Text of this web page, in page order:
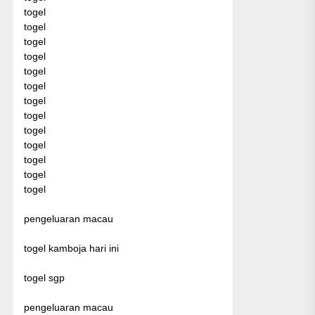
togel
togel
togel
togel
togel
togel
togel
togel
togel
togel
togel
togel
togel
pengeluaran macau
togel kamboja hari ini
togel sgp
pengeluaran macau